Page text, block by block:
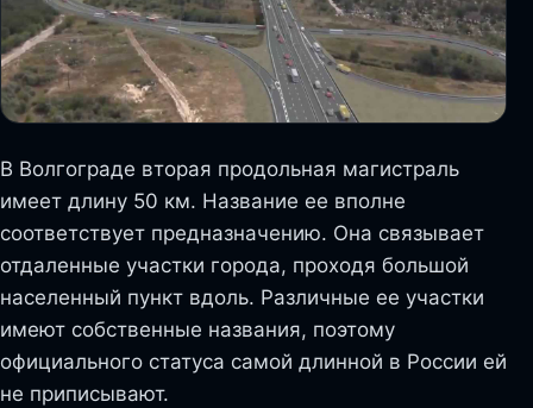
В Волгограде вторая продольная магистраль
имеет длину 50 км. Название ее вполне
соответствует предназначению. Она связывает
отдаленные участки города, проходя большой
населенный пункт вдоль. Различные ее участки
имеют собственные названия, поэтому
официального статуса самой длинной в России ей
не приписывают.